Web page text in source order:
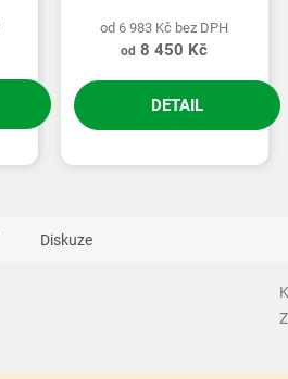
od 6 983 Kč bez DPH
od 8 450 Kč
DETAIL
Diskuze